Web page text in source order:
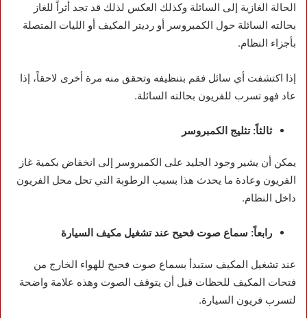
الحالة الغازية إلى السائلة وكذلك العكس لذلك قد تجد أثراً للغاز
بحالته السائلة حول الكمبروسر أو رديتر المكيف أو الليات المتصلة
بأجزاء النظام.
إذا اكتشفت أي سائل فقم بتنظيفه وتحقق منه مرة أخرى لاحقاً، إذا
عاد فهو تسرب للفريون بحالته السائلة.
ثالثاً: تثليج الكمبروسر
يمكن أن يشير وجود الجليد على الكمبروسر إلى انخفاض بكمية غاز
الفريون وعادة ما يحدث هذا بسبب الرطوبة التي تحل محل الفريون
داخل النظام.
رابعاً: سماع صوت فحيح عند تشغيل مكيف السيارة
عند تشغيل المكيف ستبدأ بسماع صوت فحيح للهواء الخارج من
فتحات المكيف للحظات قبل أن يتوقف الصوت وهذه علامة واضحة
لتسرب فريون السيارة.